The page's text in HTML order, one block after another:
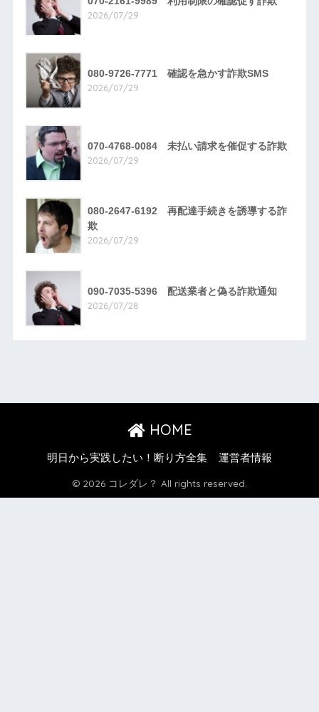
2026/07/29
080-9726-7771 確認を急かす詐欺SMS
2026/07/29
070-4768-0084 未払い請求を催促する詐欺
2026/07/29
080-2647-6192 再配達手続きを誘導する詐
欺
2026/07/29
090-7035-5396 配送業者と偽る詐欺通知
2026/07/28
HOME
明日から実践したい！断り方全集 運営者情報
© 2026 コレダレ？ All rights reserved.